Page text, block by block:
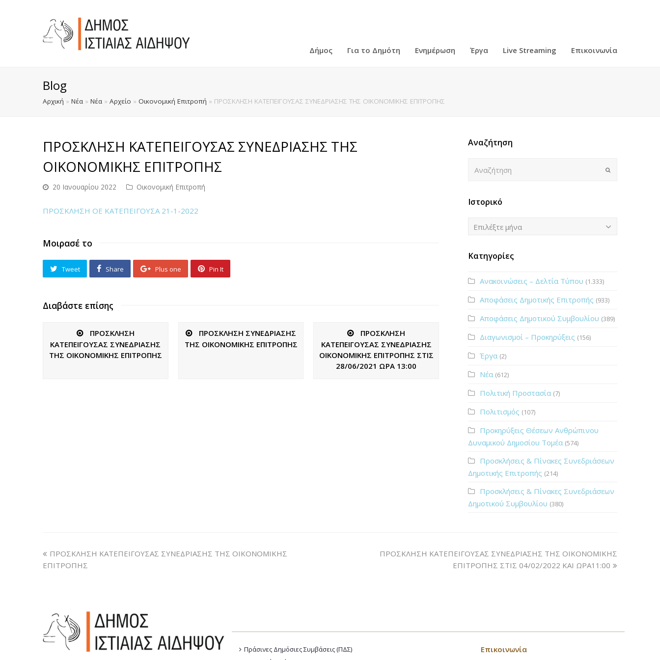
Δήμος Για το Δημότη Ενημέρωση Έργα Live Streaming Επικοινωνία
Blog
Αρχική » Νέα » Νέα » Αρχείο » Οικονομική Επιτροπή » ΠΡΟΣΚΛΗΣΗ ΚΑΤΕΠΕΙΓΟΥΣΑΣ ΣΥΝΕΔΡΙΑΣΗΣ ΤΗΣ ΟΙΚΟΝΟΜΙΚΗΣ ΕΠΙΤΡΟΠΗΣ
ΠΡΟΣΚΛΗΣΗ ΚΑΤΕΠΕΙΓΟΥΣΑΣ ΣΥΝΕΔΡΙΑΣΗΣ ΤΗΣ
ΟΙΚΟΝΟΜΙΚΗΣ ΕΠΙΤΡΟΠΗΣ
20 Ιανουαρίου 2022 Οικονομική Επιτροπή
ΠΡΟΣΚΛΗΣΗ ΟΕ ΚΑΤΕΠΕΙΓΟΥΣΑ 21-1-2022
Μοιρασέ το
Tweet Share Plus one Pin It
Διαβάστε επίσης
ΠΡΟΣΚΛΗΣΗ
ΚΑΤΕΠΕΙΓΟΥΣΑΣ ΣΥΝΕΔΡΙΑΣΗΣ
ΤΗΣ ΟΙΚΟΝΟΜΙΚΗΣ ΕΠΙΤΡΟΠΗΣ
ΠΡΟΣΚΛΗΣΗ ΣΥΝΕΔΡΙΑΣΗΣ
ΤΗΣ ΟΙΚΟΝΟΜΙΚΗΣ ΕΠΙΤΡΟΠΗΣ
ΠΡΟΣΚΛΗΣΗ
ΚΑΤΕΠΕΙΓΟΥΣΑΣ ΣΥΝΕΔΡΙΑΣΗΣ
ΟΙΚΟΝΟΜΙΚΗΣ ΕΠΙΤΡΟΠΗΣ ΣΤΙΣ
28/06/2021 ΩΡΑ 13:00
Αναζήτηση
Ιστορικό
Ιστορικό
Επιλέξτε μήνα
Κατηγορίες
Ανακοινώσεις – Δελτία Τύπου (1.333)
Αποφάσεις Δημοτικής Επιτροπής (933)
Αποφάσεις Δημοτικού Συμβουλίου (389)
Διαγωνισμοί – Προκηρύξεις (156)
Έργα (2)
Νέα (612)
Πολιτική Προστασία (7)
Πολιτισμός (107)
Προκηρύξεις Θέσεων Ανθρώπινου
Δυναμικού Δημοσίου Τομέα (574)
Προσκλήσεις & Πίνακες Συνεδριάσεων
Δημοτικής Επιτροπής (214)
Προσκλήσεις & Πίνακες Συνεδριάσεων
Δημοτικού Συμβουλίου (380)
ΠΡΟΣΚΛΗΣΗ ΚΑΤΕΠΕΙΓΟΥΣΑΣ ΣΥΝΕΔΡΙΑΣΗΣ ΤΗΣ ΟΙΚΟΝΟΜΙΚΗΣ
ΕΠΙΤΡΟΠΗΣ
ΠΡΟΣΚΛΗΣΗ ΚΑΤΕΠΕΙΓΟΥΣΑΣ ΣΥΝΕΔΡΙΑΣΗΣ ΤΗΣ ΟΙΚΟΝΟΜΙΚΗΣ
ΕΠΙΤΡΟΠΗΣ ΣΤΙΣ 04/02/2022 ΚΑΙ ΩΡΑ11:00
Πράσινες Δημόσιες Συμβάσεις (ΠΔΣ)
Επικοινωνία